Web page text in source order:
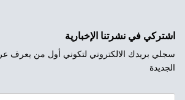
اشتركي في نشرتنا الإخبارية
سجلي بريدك الالكتروني لتكوني أول من يعرف
الجديدة